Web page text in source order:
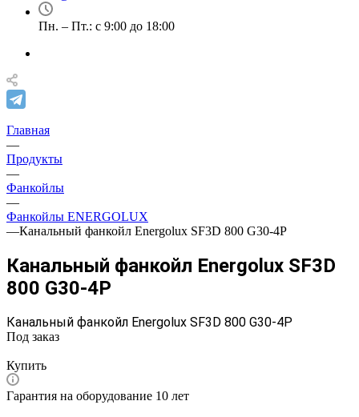
Пн. – Пт.: с 9:00 до 18:00
Главная
—
Продукты
—
Фанкойлы
—
Фанкойлы ENERGOLUX
—Канальный фанкойл Energolux SF3D 800 G30-4P
Канальный фанкойл Energolux SF3D
800 G30-4P
Канальный фанкойл Energolux SF3D 800 G30-4P
Под заказ
Купить
Гарантия на оборудование 10 лет